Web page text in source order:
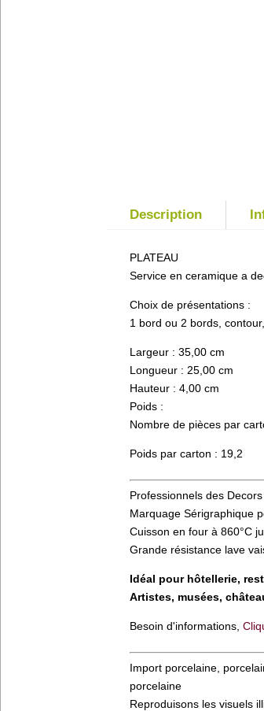
Description
PLATEAU
Service en ceramique a
Choix de présentations :
1 bord ou 2 bords,
Largeur : 35,00 cm
Longueur : 25,00 cm
Hauteur : 4,00 cm
Poids :
Nombre de pièces par
Poids par carton : 19,2
Professionnels des
Marquage Sérigraphique
Cuisson en four à 860°C
Grande résistance lave
Idéal pour hôtellerie,
Artistes, musées,
Besoin d'informations,
Import porcelaine,
porcelaine
Reproduisons les visuels